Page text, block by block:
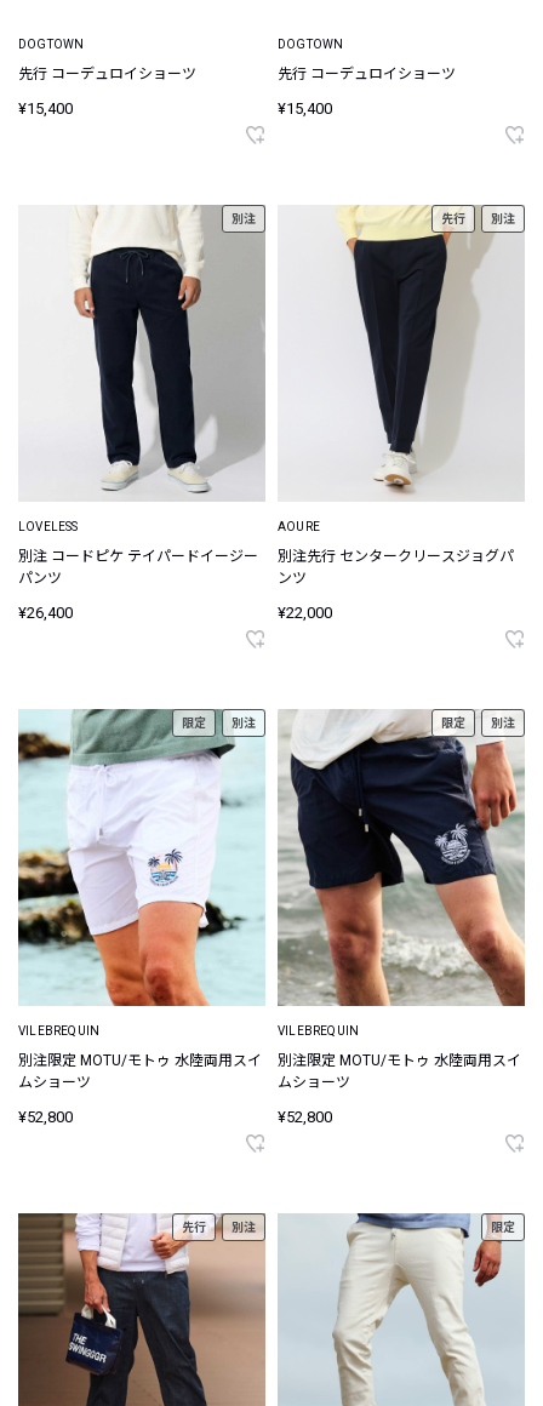
DOGTOWN
先行 コーデュロイショーツ
¥15,400
DOGTOWN
先行 コーデュロイショーツ
¥15,400
別注
LOVELESS
別注 コードピケ テイパードイージー
パンツ
¥26,400
先行 別注
AOURE
別注先行 センタークリースジョグパ
ンツ
¥22,000
限定 別注
VILEBREQUIN
別注限定 MOTU/モトゥ 水陸両用スイ
ムショーツ
¥52,800
限定 別注
VILEBREQUIN
別注限定 MOTU/モトゥ 水陸両用スイ
ムショーツ
¥52,800
先行 別注 限定